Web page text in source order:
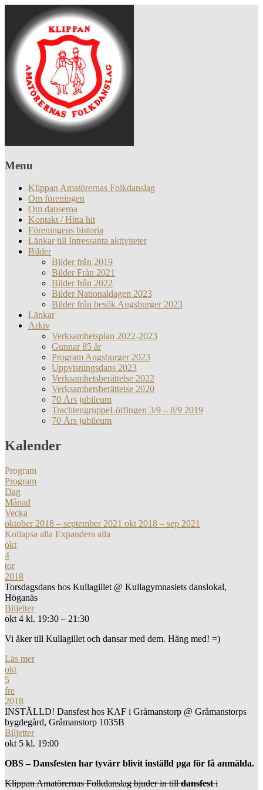
Menu
Klippan Amatörernas Folkdanslag
Om föreningen
Om danserna
Kontakt / Hitta hit
Föreningens historia
Länkar till Intressanta aktiviteter
Bilder
Bilder från 2019
Bilder Från 2021
Bilder från 2022
Bilder Nationaldagen 2023
Bilder från besök Augsburger 2023
Länkar
Arkiv
Verksamhetsplan 2022-2023
Gunnar 85 år
Program Augsburger 2023
Uppvisningsdans 2023
Verksamhetsberättelse 2022
Verksamhetsberättelse 2020
70 Års jubileum
TrachtengruppeLöffingen 3/9 – 8/9 2019
70 Års jubileum
Kalender
Program
Program
Dag
Månad
Vecka
oktober 2018 – september 2021 okt 2018 – sep 2021
Kollapsa alla Expandera alla
okt
4
tor
2018
Torsdagsdans hos Kullagillet @ Kullagymnasiets danslokal,
Höganäs
Biljetter
okt 4 kl. 19:30 – 21:30
Vi åker till Kullagillet och dansar med dem. Häng med! =)
Läs mer
okt
5
fre
2018
INSTÄLLD! Dansfest hos KAF i Gråmanstorp @ Gråmanstorps
bygdegård, Gråmanstorp 1035B
Biljetter
okt 5 kl. 19:00
OBS – Dansfesten har tyvärr blivit inställd pga för få anmälda.
Klippan Amatörernas Folkdanslag bjuder in tilldansfesti